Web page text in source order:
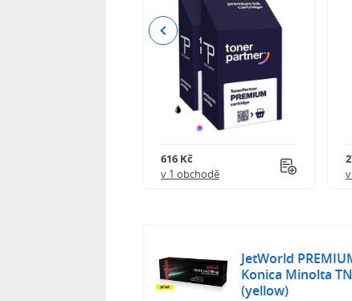
616 Kč
v 1 obchodě
Previous
JetWorld
Konica Minolta
(yellow)